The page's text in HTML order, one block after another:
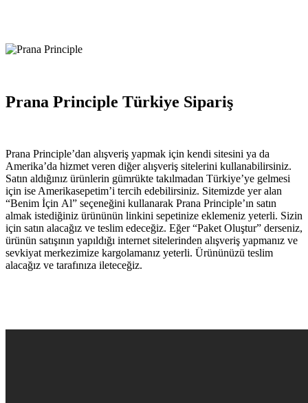
Prana Principle Türkiye Sipariş
Prana Principle’dan alışveriş yapmak için kendi sitesini ya da
Amerika’da hizmet veren diğer alışveriş sitelerini kullanabilirsiniz.
Satın aldığınız ürünlerin gümrükte takılmadan Türkiye’ye gelmesi
için ise Amerikasepetim’i tercih edebilirsiniz. Sitemizde yer alan
“Benim İçin Al” seçeneğini kullanarak Prana Principle’ın satın
almak istediğiniz ürününün linkini sepetinize eklemeniz yeterli. Sizin
için satın alacağız ve teslim edeceğiz. Eğer “Paket Oluştur” derseniz,
ürünün satışının yapıldığı internet sitelerinden alışveriş yapmanız ve
sevkiyat merkezimize kargolamanız yeterli. Ürününüzü teslim
alacağız ve tarafınıza ileteceğiz.